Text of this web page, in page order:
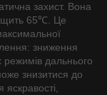
захист. Вона
65℃. Це
зниження
дальнього
знизитися до